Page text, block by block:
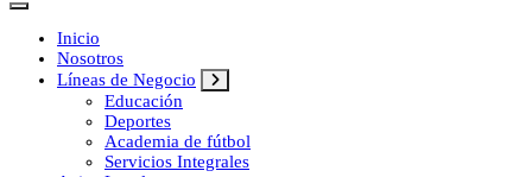
Inicio
Nosotros
Líneas de Negocio
Educación
Deportes
Academia de fútbol
Servicios Integrales